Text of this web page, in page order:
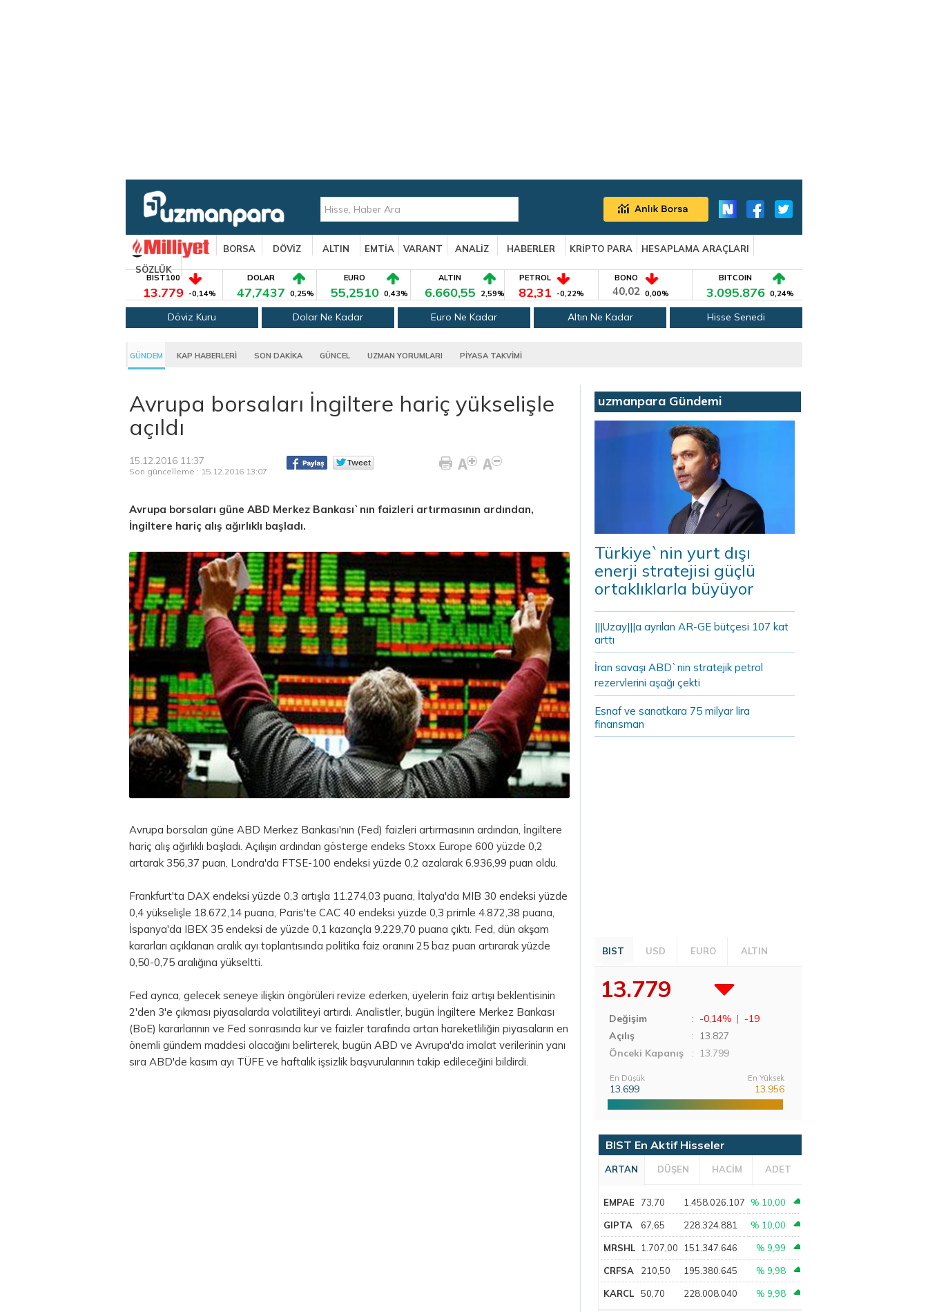
BORSA DÖVİZ ALTIN EMTİA VARANT ANALİZ HABERLER KRİPTO PARA
HESAPLAMA ARAÇLARI
SÖZLÜK
BIST100
13.779 -0,14%
DOLAR
47,7437 0,25%
EURO
55,2510 0,43%
ALTIN
6.660,55 2,59%
PETROL
82,31 -0,22%
BONO
40,02 0,00%
BITCOIN
3.095.876 0,24%
Döviz Kuru Dolar Ne Kadar Euro Ne Kadar Altın Ne Kadar Hisse Senedi
GÜNDEM KAP HABERLERİ SON DAKİKA GÜNCEL UZMAN YORUMLARI PİYASA TAKVİMİ
Avrupa borsaları İngiltere hariç yükselişle
açıldı
15.12.2016 11:37
Son güncelleme : 15.12.2016 13:07
Avrupa borsaları güne ABD Merkez Bankası`nın faizleri artırmasının ardından,
İngiltere hariç alış ağırlıklı başladı.
Avrupa borsaları güne ABD Merkez Bankası'nın (Fed) faizleri artırmasının ardından, İngiltere
hariç alış ağırlıklı başladı. Açılışın ardından gösterge endeks Stoxx Europe 600 yüzde 0,2
artarak 356,37 puan, Londra'da FTSE-100 endeksi yüzde 0,2 azalarak 6.936,99 puan oldu.
Frankfurt'ta DAX endeksi yüzde 0,3 artışla 11.274,03 puana, İtalya'da MIB 30 endeksi yüzde
0,4 yükselişle 18.672,14 puana, Paris'te CAC 40 endeksi yüzde 0,3 primle 4.872,38 puana,
İspanya'da IBEX 35 endeksi de yüzde 0,1 kazançla 9.229,70 puana çıktı. Fed, dün akşam
kararları açıklanan aralık ayı toplantısında politika faiz oranını 25 baz puan artırarak yüzde
0,50-0,75 aralığına yükseltti.
Fed ayrıca, gelecek seneye ilişkin öngörüleri revize ederken, üyelerin faiz artışı beklentisinin
2'den 3'e çıkması piyasalarda volatiliteyi artırdı. Analistler, bugün İngiltere Merkez Bankası
(BoE) kararlarının ve Fed sonrasında kur ve faizler tarafında artan hareketliliğin piyasaların en
önemli gündem maddesi olacağını belirterek, bugün ABD ve Avrupa'da imalat verilerinin yanı
sıra ABD'de kasım ayı TÜFE ve haftalık işsizlik başvurularının takip edileceğini bildirdi.
uzmanpara Gündemi
Türkiye`nin yurt dışı
enerji stratejisi güçlü
ortaklıklarla büyüyor
|||Uzay|||a ayrılan AR-GE bütçesi 107 kat
arttı
İran savaşı ABD`nin stratejik petrol
rezervlerini aşağı çekti
Esnaf ve sanatkara 75 milyar lira
finansman
BIST USD EURO ALTIN
13.779
Değişim : -0,14% | -19
Açılış
: 13.827
Önceki Kapanış
: 13.799
En Düşük
13.699
En Yüksek
13.956
BIST En Aktif Hisseler
ARTAN DÜŞEN HACİM ADET
EMPAE 73,70 1.458.026.107 % 10,00
GIPTA 67,65 228.324.881 % 10,00
MRSHL 1.707,00 151.347.646 % 9,99
CRFSA 210,50 195.380.645 % 9,98
KARCL 50,70 228.008.040 % 9,98